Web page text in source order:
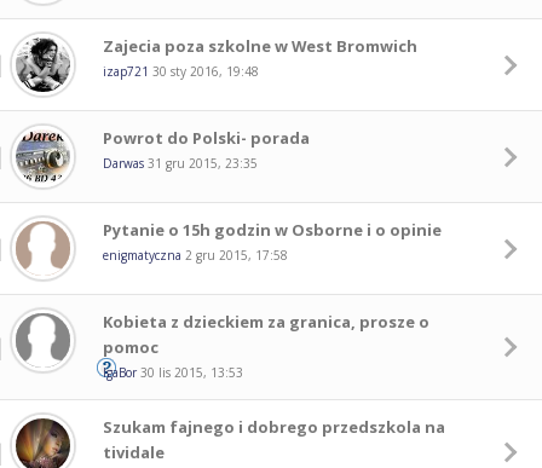
Zajecia poza szkolne w West Bromwich
izap721 30 sty 2016, 19:48
Powrot do Polski- porada
Darwas 31 gru 2015, 23:35
Pytanie o 15h godzin w Osborne i o opinie
enigmatyczna 2 gru 2015, 17:58
Kobieta z dzieckiem za granica, prosze o
pomoc
IgaBor 30 lis 2015, 13:53
Szukam fajnego i dobrego przedszkola na
tividale